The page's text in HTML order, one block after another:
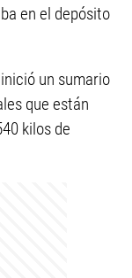
en el depósito
un sumario
que están
kilos de